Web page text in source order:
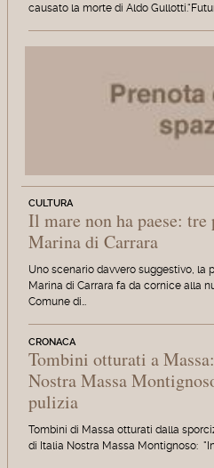
causato la morte di Aldo
CULTURA
Il mare non ha paese: tre
Marina di Carrara
Uno scenario davvero suggestivo, la
Marina di Carrara fa da cornice alla
Comune di…
CRONACA
Tombini otturati a
Nostra Massa
pulizia
Tombini di Massa otturati dalla
di Italia Nostra Massa Montignoso: